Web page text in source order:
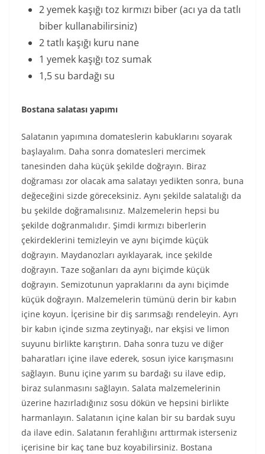
2 yemek kaşığı toz kırmızı biber (acı ya da tatlı
biber kullanabilirsiniz)
2 tatlı kaşığı kuru nane
1 yemek kaşığı toz sumak
1,5 su bardağı su
Bostana salatası yapımı
Salatanın yapımına domateslerin kabuklarını soyarak
başlayalım. Daha sonra domatesleri mercimek
tanesinden daha küçük şekilde doğrayın. Biraz
doğraması zor olacak ama salatayı yedikten sonra, buna
değeceğini sizde göreceksiniz. Aynı şekilde salatalığı da
bu şekilde doğramalısınız. Malzemelerin hepsi bu
şekilde doğranmalıdır. Şimdi kırmızı biberlerin
çekirdeklerini temizleyin ve aynı biçimde küçük
doğrayın. Maydanozları ayıklayarak, ince şekilde
doğrayın. Taze soğanları da aynı biçimde küçük
doğrayın. Semizotunun yapraklarını da aynı biçimde
küçük doğrayın. Malzemelerin tümünü derin bir kabın
içine koyun. İçerisine bir diş sarımsağı rendeleyin. Ayrı
bir kabın içinde sızma zeytinyağı, nar ekşisi ve limon
suyunu birlikte karıştırın. Daha sonra tuzu ve diğer
baharatları içine ilave ederek, sosun iyice karışmasını
sağlayın. Bunu içine yarım su bardağı su ilave edip,
biraz sulanmasını sağlayın. Salata malzemelerinin
üzerine hazırladığınız sosu dökün ve hepsini birlikte
harmanlayın. Salatanın içine kalan bir su bardak suyu
da ilave edin. Salatanın ferahlığını arttırmak isterseniz
içerisine bir kaç tane buz koyabilirsiniz. Bostana